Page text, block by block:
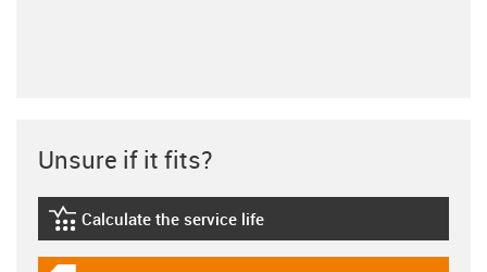
Unsure if it fits?
igus-icon-lebensdauerrechner
Calculate the service life